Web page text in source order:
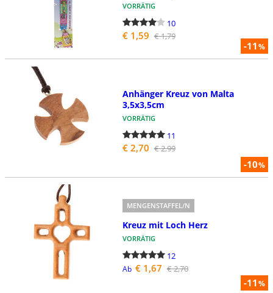
-11%
VORRÄTIG
10
€ 1,59 € 1,79
-10%
Anhänger Kreuz von Malta
3,5x3,5cm
VORRÄTIG
11
€ 2,70 € 2,99
-11%
MENGENSTAFFEL/N
Kreuz mit Loch Herz
VORRÄTIG
12
Ab € 1,67 € 2,70